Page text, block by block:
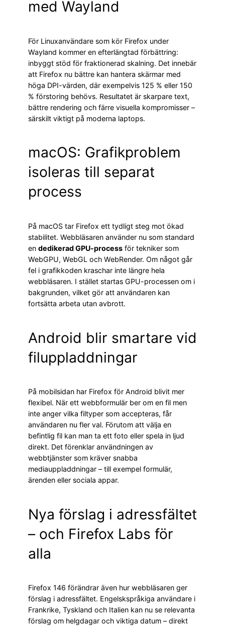
med Wayland
För Linuxanvändare som kör Firefox under
Wayland kommer en efterlängtad förbättring:
inbyggt stöd för fraktionerad skalning. Det innebär
att Firefox nu bättre kan hantera skärmar med
höga DPI-värden, där exempelvis 125 % eller 150
% förstoring behövs. Resultatet är skarpare text,
bättre rendering och färre visuella kompromisser –
särskilt viktigt på moderna laptops.
macOS: Grafikproblem
isoleras till separat
process
På macOS tar Firefox ett tydligt steg mot ökad
stabilitet. Webbläsaren använder nu som standard
en dedikerad GPU-process för tekniker som
WebGPU, WebGL och WebRender. Om något går
fel i grafikkoden kraschar inte längre hela
webbläsaren. I stället startas GPU-processen om i
bakgrunden, vilket gör att användaren kan
fortsätta arbeta utan avbrott.
Android blir smartare vid
filuppladdningar
På mobilsidan har Firefox för Android blivit mer
flexibel. När ett webbformulär ber om en fil men
inte anger vilka filtyper som accepteras, får
användaren nu fler val. Förutom att välja en
befintlig fil kan man ta ett foto eller spela in ljud
direkt. Det förenklar användningen av
webbtjänster som kräver snabba
mediauppladdningar – till exempel formulär,
ärenden eller sociala appar.
Nya förslag i adressfältet
– och Firefox Labs för
alla
Firefox 146 förändrar även hur webbläsaren ger
förslag i adressfältet. Engelskspråkiga användare i
Frankrike, Tyskland och Italien kan nu se relevanta
förslag om helgdagar och viktiga datum – direkt